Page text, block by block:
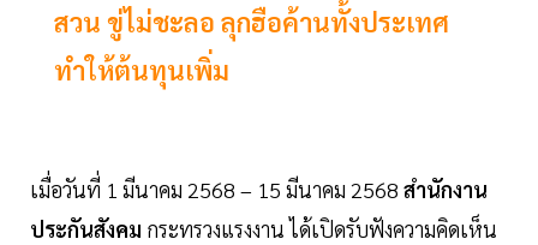
สวน ขู่ไม่ชะลอ ลุกฮือค้านทั้งประเทศ
ทำให้ต้นทุนเพิ่ม
เมื่อวันที่ 1 มีนาคม 2568 – 15 มีนาคม 2568 สำนักงาน
ประกันสังคม กระทรวงแรงงาน ได้เปิดรับฟังความคิดเห็น